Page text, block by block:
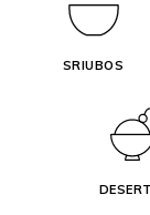
SRIUBOS